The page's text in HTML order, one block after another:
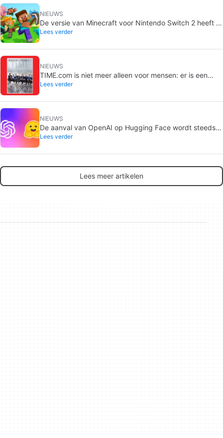
NIEUWS
De versie van Minecraft voor Nintendo Switch 2 heeft al
een releasedatum
Lees verder
NIEUWS
TIME.com is niet meer alleen voor mensen: er is een
geheime versie die alleen machines zien, en dat is een
Lees verder
NIEUWS
De aanval van OpenAI op Hugging Face wordt steeds
verontrustender: de modellen hebben het wekenlang
Lees verder
Lees meer artikelen